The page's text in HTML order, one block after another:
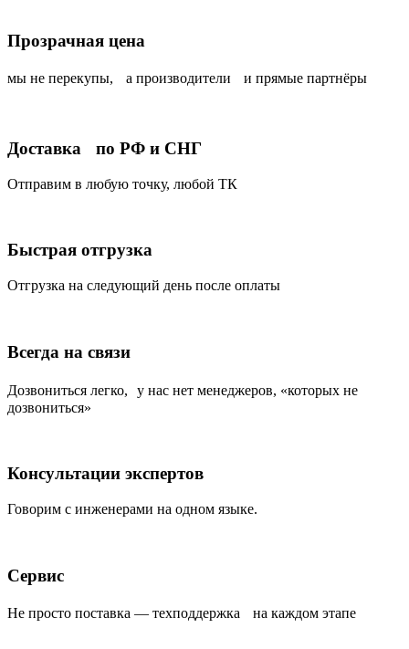
Прозрачная цена
мы не перекупы, а производители и прямые партнёры
Доставка по РФ и СНГ
Отправим в любую точку, любой ТК
Быстрая отгрузка
Отгрузка на следующий день после оплаты
Всегда на связи
Дозвониться легко, у нас нет менеджеров, «которых не
дозвониться»
Консультации экспертов
Говорим с инженерами на одном языке.
Сервис
Не просто поставка — техподдержка на каждом этапе